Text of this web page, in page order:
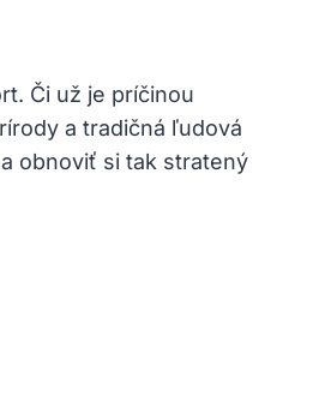
Či už je príčinou
a tradičná ľudová
obnoviť‍ si tak stratený